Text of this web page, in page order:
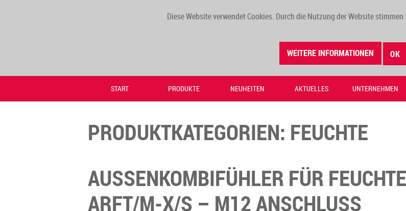
Diese Website verwendet Cookies. Durch die Nutzung der Website
WEITERE INFORMATIONEN OK
START PRODUKTE NEUHEITEN AKTUELLES UNTERNEHMEN
PRODUKTKATEGORIEN: FEUCHTE
AUSSENKOMBIFÜHLER FÜR
ARFT/M-X/S – M12 ANSCHLUSS